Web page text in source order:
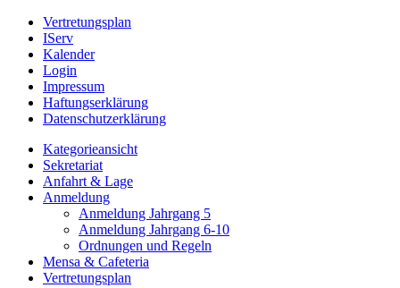
Vertretungsplan
IServ
Kalender
Login
Impressum
Haftungserklärung
Datenschutzerklärung
Kategorieansicht
Sekretariat
Anfahrt & Lage
Anmeldung
Anmeldung Jahrgang 5
Anmeldung Jahrgang 6-10
Ordnungen und Regeln
Mensa & Cafeteria
Vertretungsplan